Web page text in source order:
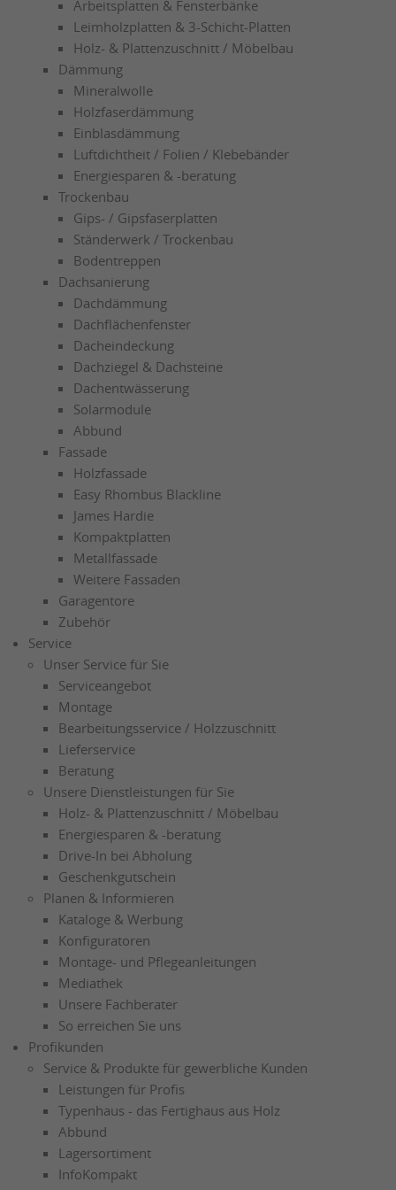
Arbeitsplatten & Fensterbänke
Leimholzplatten & 3-Schicht-Platten
Holz- & Plattenzuschnitt / Möbelbau
Dämmung
Mineralwolle
Holzfaserdämmung
Einblasdämmung
Luftdichtheit / Folien / Klebebänder
Energiesparen & -beratung
Trockenbau
Gips- / Gipsfaserplatten
Ständerwerk / Trockenbau
Bodentreppen
Dachsanierung
Dachdämmung
Dachflächenfenster
Dacheindeckung
Dachziegel & Dachsteine
Dachentwässerung
Solarmodule
Abbund
Fassade
Holzfassade
Easy Rhombus Blackline
James Hardie
Kompaktplatten
Metallfassade
Weitere Fassaden
Garagentore
Zubehör
Service
Unser Service für Sie
Serviceangebot
Montage
Bearbeitungsservice / Holzzuschnitt
Lieferservice
Beratung
Unsere Dienstleistungen für Sie
Holz- & Plattenzuschnitt / Möbelbau
Energiesparen & -beratung
Drive-In bei Abholung
Geschenkgutschein
Planen & Informieren
Kataloge & Werbung
Konfiguratoren
Montage- und Pflegeanleitungen
Mediathek
Unsere Fachberater
So erreichen Sie uns
Profikunden
Service & Produkte für gewerbliche Kunden
Leistungen für Profis
Typenhaus - das Fertighaus aus Holz
Abbund
Lagersortiment
InfoKompakt